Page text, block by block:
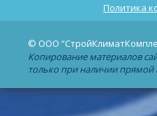
Политика
© ООО
Копирование материалов
только при наличии прямой